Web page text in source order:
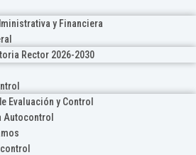
y Financiera
Rector 2026-2030
Evaluación y Control
Autocontrol